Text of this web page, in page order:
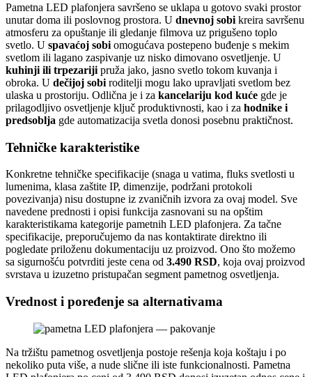
Pametna LED plafonjera savršeno se uklapa u gotovo svaki prostor
unutar doma ili poslovnog prostora. U dnevnoj sobi kreira savršenu
atmosferu za opuštanje ili gledanje filmova uz prigušeno toplo
svetlo. U spavaćoj sobi omogućava postepeno buđenje s mekim
svetlom ili lagano zaspivanje uz nisko dimovano osvetljenje. U
kuhinji ili trpezariji pruža jako, jasno svetlo tokom kuvanja i
obroka. U dečijoj sobi roditelji mogu lako upravljati svetlom bez
ulaska u prostoriju. Odlična je i za kancelariju kod kuće gde je
prilagodljivo osvetljenje ključ produktivnosti, kao i za hodnike i
predsoblja gde automatizacija svetla donosi posebnu praktičnost.
Tehničke karakteristike
Konkretne tehničke specifikacije (snaga u vatima, fluks svetlosti u
lumenima, klasa zaštite IP, dimenzije, podržani protokoli
povezivanja) nisu dostupne iz zvaničnih izvora za ovaj model. Sve
navedene prednosti i opisi funkcija zasnovani su na opštim
karakteristikama kategorije pametnih LED plafonjera. Za tačne
specifikacije, preporučujemo da nas kontaktirate direktno ili
pogledate priloženu dokumentaciju uz proizvod. Ono što možemo
sa sigurnošću potvrditi jeste cena od 3.490 RSD, koja ovaj proizvod
svrstava u izuzetno pristupačan segment pametnog osvetljenja.
Vrednost i poređenje sa alternativama
Na tržištu pametnog osvetljenja postoje rešenja koja koštaju i po
nekoliko puta više, a nude slične ili iste funkcionalnosti. Pametna